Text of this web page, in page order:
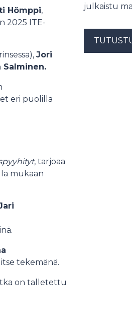
Hömppi,
2025 ITE-
Jori
Salminen.
eri puolilla
, tarjoaa
mukaan
tekemänä.
on talletettu
julkaistu